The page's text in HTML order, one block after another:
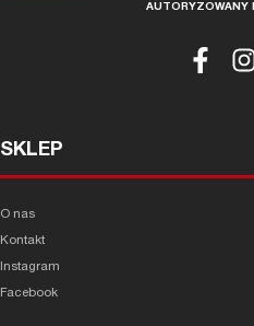
AUTORYZOWANY
SKLEP
O nas
Kontakt
Instagram
Facebook